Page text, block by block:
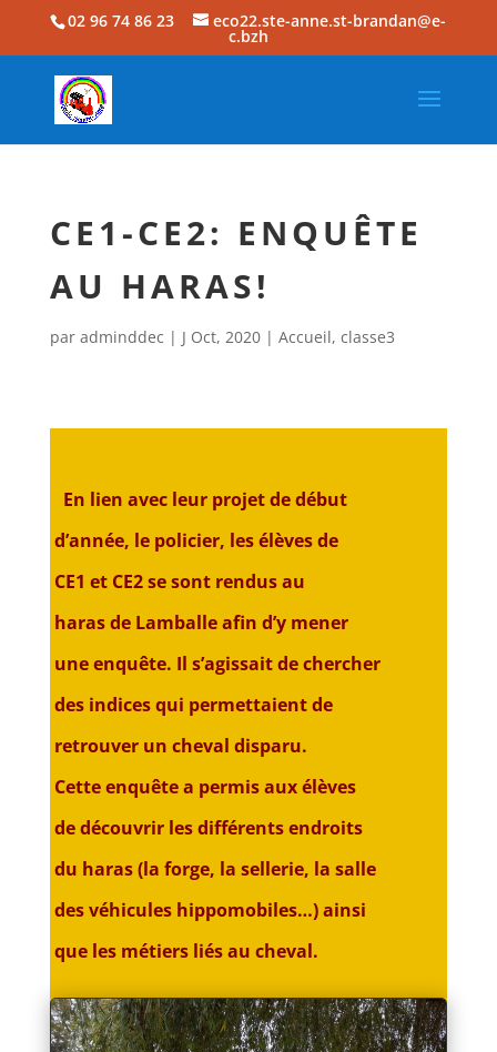
02 96 74 86 23 eco22.ste-anne.st-brandan@e-
c.bzh
CE1-CE2: ENQUÊTE
AU HARAS!
par adminddec | J Oct, 2020| Accueil, classe3
En lien avec leur projet de début
d’année, le policier, les élèves de
CE1 et CE2 sesont rendus au
haras de Lamballe afin d’y mener
une enquête. Il s’agissait de chercher
des indices qui permettaient de
retrouver un cheval disparu.
Cette enquête a permis aux élèves
dedécouvrir les différents endroits
du haras(la forge, la sellerie, la salle
des véhicules hippomobiles…) ainsi
que les métiers liésau cheval.